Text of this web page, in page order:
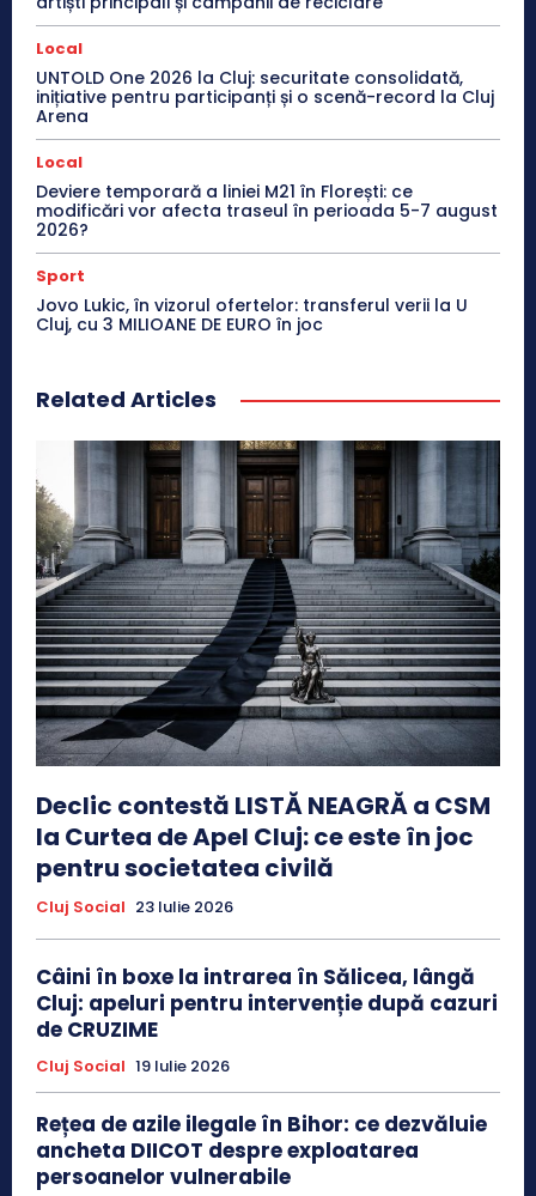
Local
UNTOLD One 2026 la Cluj: securitate consolidată,
inițiative pentru participanți și o scenă-record la Cluj
Arena
Local
Deviere temporară a liniei M21 în Florești: ce
modificări vor afecta traseul în perioada 5-7 august
2026?
Sport
Jovo Lukic, în vizorul ofertelor: transferul verii la U
Cluj, cu 3 MILIOANE DE EURO în joc
Related Articles
Declic contestă LISTĂ NEAGRĂ a CSM
la Curtea de Apel Cluj: ce este în joc
pentru societatea civilă
Cluj Social 23 Iulie 2026
Câini în boxe la intrarea în Sălicea, lângă
Cluj: apeluri pentru intervenție după cazuri
de CRUZIME
Cluj Social 19 Iulie 2026
Rețea de azile ilegale în Bihor: ce dezvăluie
ancheta DIICOT despre exploatarea
persoanelor vulnerabile